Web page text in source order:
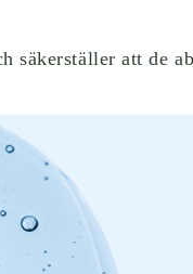
säkerställer att de